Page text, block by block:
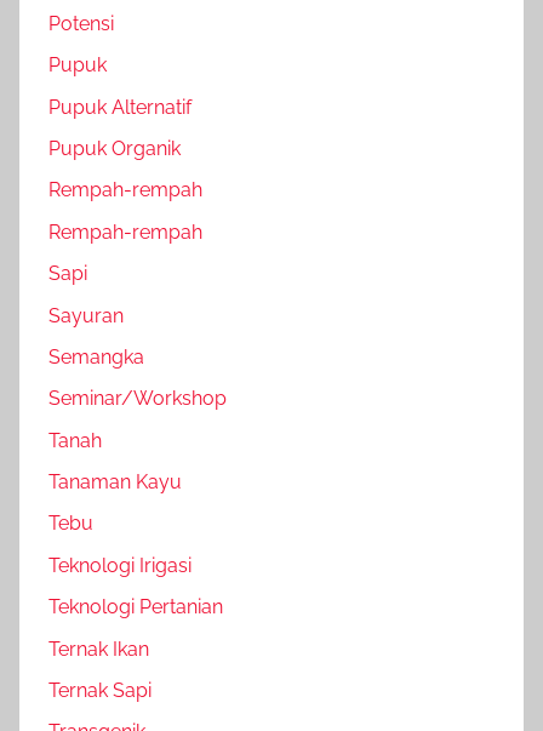
Potensi
Pupuk
Pupuk Alternatif
Pupuk Organik
Rempah-rempah
Rempah-rempah
Sapi
Sayuran
Semangka
Seminar/Workshop
Tanah
Tanaman Kayu
Tebu
Teknologi Irigasi
Teknologi Pertanian
Ternak Ikan
Ternak Sapi